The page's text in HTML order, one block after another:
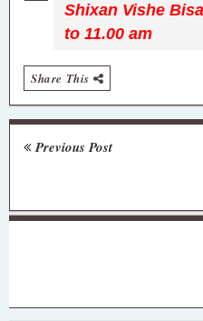
Shixan Vishe
to 11.00 am
Share This
Previous Post